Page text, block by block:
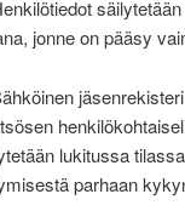
jonne on pääsy
lukitussa
parhaan